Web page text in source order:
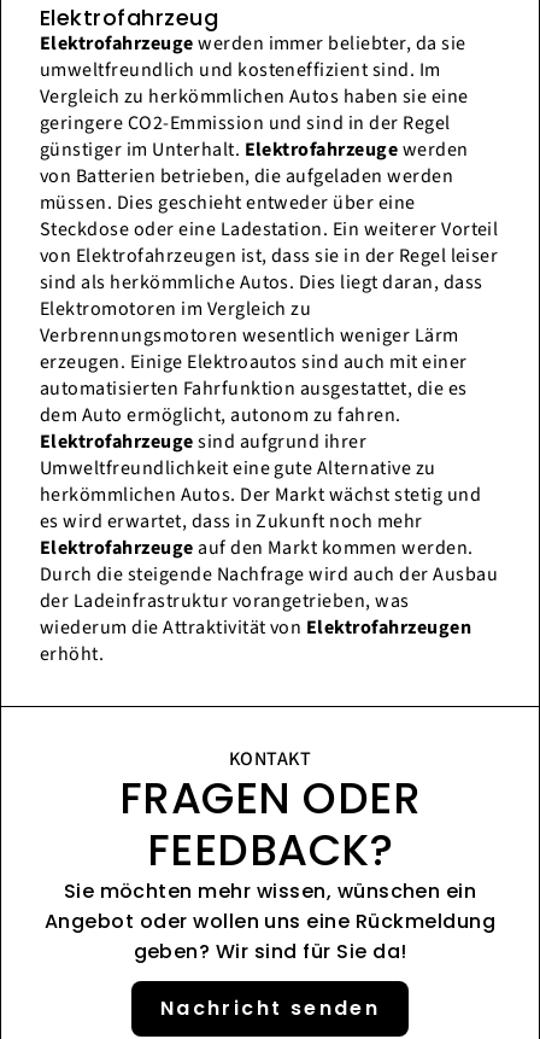
Elektrofahrzeug
Elektrofahrzeugewerden immer beliebter, da sie
umweltfreundlich und kosteneffizient sind. Im
Vergleich zu herkömmlichen Autos haben sie eine
geringere CO2-Emmission und sind in der Regel
günstiger im Unterhalt. Elektrofahrzeugewerden
von Batterien betrieben, die aufgeladen werden
müssen. Dies geschieht entweder über eine
Steckdose oder eine Ladestation. Ein weiterer Vorteil
von Elektrofahrzeugen ist, dass sie in der Regel leiser
sind als herkömmliche Autos. Dies liegt daran, dass
Elektromotoren im Vergleich zu
Verbrennungsmotoren wesentlich weniger Lärm
erzeugen. Einige Elektroautos sind auch mit einer
automatisierten Fahrfunktion ausgestattet, die es
dem Auto ermöglicht, autonom zu fahren.
Elektrofahrzeugesind aufgrund ihrer
Umweltfreundlichkeit eine gute Alternative zu
herkömmlichen Autos. Der Markt wächst stetig und
es wird erwartet, dass in Zukunft noch mehr
Elektrofahrzeugeauf den Markt kommen werden.
Durch die steigende Nachfrage wird auch der Ausbau
der Ladeinfrastruktur vorangetrieben, was
wiederum die Attraktivität von Elektrofahrzeugen
erhöht.
KONTAKT
FRAGEN ODER
FEEDBACK?
Sie möchten mehr wissen, wünschen ein
Angebot oder wollen uns eine Rückmeldung
geben? Wir sind für Sie da!
Nachricht senden